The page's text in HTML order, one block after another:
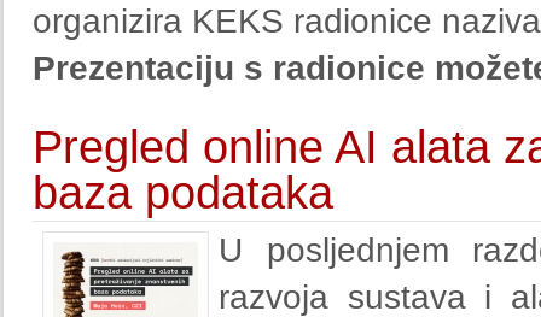
organizira KEKS radionice
Prezentaciju s radionice
Pregled online AI alata
baza podataka
U posljednjem
razvoja sustava i